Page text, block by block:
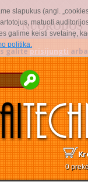
0
galiteprisijungti arba
NUORODOS
slapukus (angl.
matuoti
galime keisti svetainę,
politika.